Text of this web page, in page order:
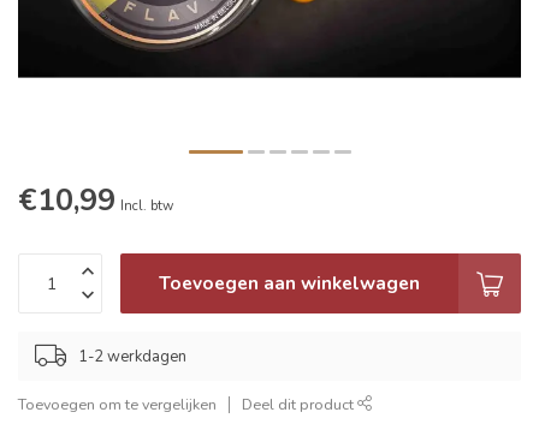
€10,99 Incl. btw
Toevoegen aan winkelwagen
1-2 werkdagen
Toevoegen om te vergelijken Deel dit product